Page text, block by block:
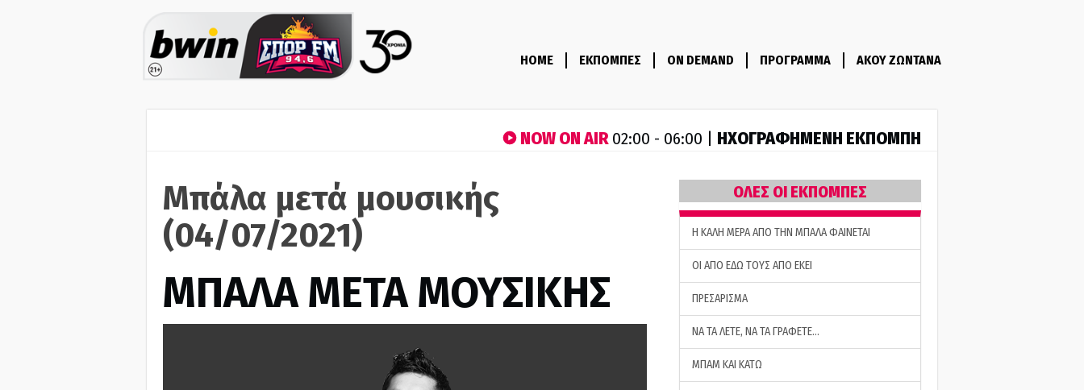
HOME ΕΚΠΟΜΠΕΣ ON DEMAND ΠΡΟΓΡΑΜΜΑ ΑΚΟΥ ΖΩΝΤΑΝΑ
NOW ON AIR02:00 - 06:00 | ΗΧΟΓΡΑΦΗΜΕΝΗ ΕΚΠΟΜΠΗ
Μπάλα μετά μουσικής
(04/07/2021)
ΜΠΑΛΑ ΜΕΤΑ ΜΟΥΣΙΚΗΣ
ΟΛΕΣ ΟΙ ΕΚΠΟΜΠΕΣ
H ΚΑΛΗ ΜΕΡΑ ΑΠΟ ΤΗΝ ΜΠΑΛΑ ΦΑΙΝΕΤΑΙ
ΟΙ ΑΠΟ ΕΔΩ ΤΟΥΣ ΑΠΟ ΕΚΕΙ
ΠΡΕΣΑΡΙΣΜΑ
ΝΑ ΤΑ ΛΕΤΕ, ΝΑ ΤΑ ΓΡΑΦΕΤΕ…
ΜΠΑΜ ΚΑΙ ΚΑΤΩ